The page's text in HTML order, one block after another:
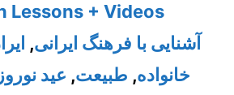
Lessons + Videos
آشنایی با فرهنگ ایرانی,
خانواده, طبیعت, عید نوروز